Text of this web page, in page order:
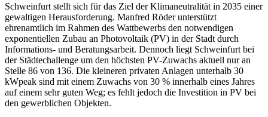
Schweinfurt stellt sich für das Ziel der Klimaneutralität in 2035 einer
gewaltigen Herausforderung. Manfred Röder unterstützt
ehrenamtlich im Rahmen des Wattbewerbs den notwendigen
exponentiellen Zubau an Photovoltaik (PV) in der Stadt durch
Informations- und Beratungsarbeit. Dennoch liegt Schweinfurt bei
der Städtechallenge um den höchsten PV-Zuwachs aktuell nur an
Stelle 86 von 136. Die kleineren privaten Anlagen unterhalb 30
kWpeak sind mit einem Zuwachs von 30 % innerhalb eines Jahres
auf einem sehr guten Weg; es fehlt jedoch die Investition in PV bei
den gewerblichen Objekten.